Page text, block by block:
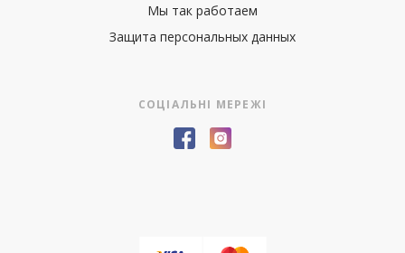
Мы так работаем
Защита персональных данных
СОЦІАЛЬНІ МЕРЕЖІ